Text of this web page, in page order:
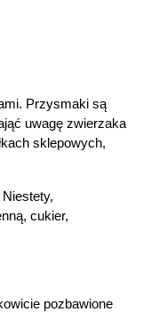
Przysmaki są
uwagę zwierzaka
sklepowych,
cukier,
pozbawione